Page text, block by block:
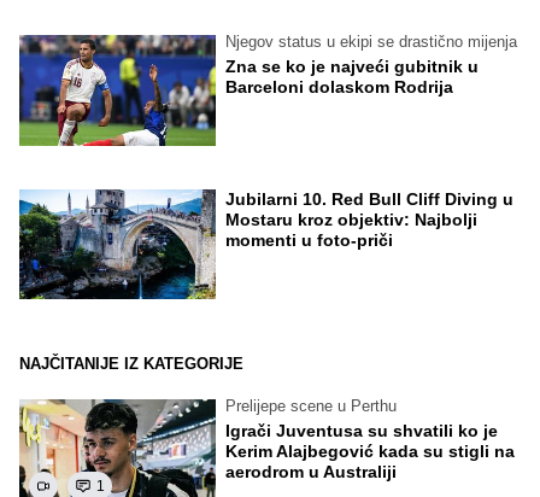
Njegov status u ekipi se drastično mijenja
Zna se ko je najveći gubitnik u
Barceloni dolaskom Rodrija
Jubilarni 10. Red Bull Cliff Diving u
Mostaru kroz objektiv: Najbolji
momenti u foto-priči
NAJČITANIJE IZ KATEGORIJE
1
Prelijepe scene u Perthu
Igrači Juventusa su shvatili ko je
Kerim Alajbegović kada su stigli na
aerodrom u Australiji